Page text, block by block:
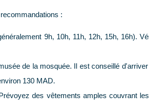
:
9h, 10h, 11h, 12h, 15h, 16h).
de la mosquée. Il est conseillé
130 MAD.
des vêtements amples couvrant